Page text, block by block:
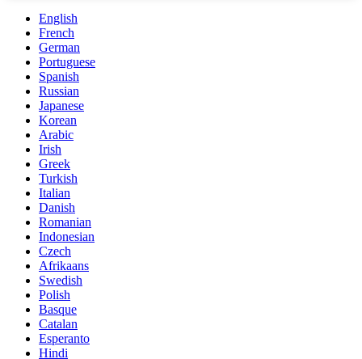
English
French
German
Portuguese
Spanish
Russian
Japanese
Korean
Arabic
Irish
Greek
Turkish
Italian
Danish
Romanian
Indonesian
Czech
Afrikaans
Swedish
Polish
Basque
Catalan
Esperanto
Hindi